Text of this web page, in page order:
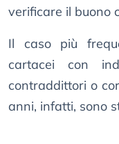
verificare il buono
Il caso più
cartacei con
contraddittori o
anni, infatti, sono